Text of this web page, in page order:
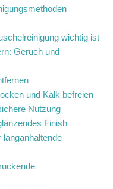
wichtig ist
Geruch und
und Kalk befreien
Nutzung
Finish